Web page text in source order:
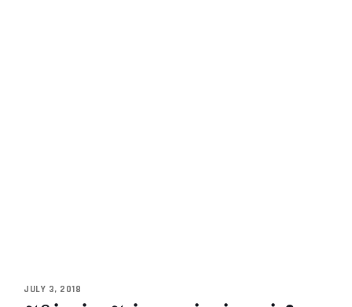
JULY 3, 2018